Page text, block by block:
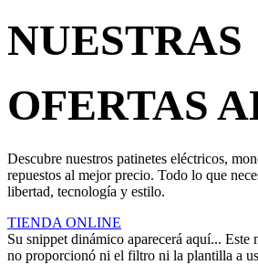
NUESTRAS
OFERTAS
Descubre nuestros patinetes eléctricos,
repuestos al mejor precio. Todo lo que
libertad, tecnología y estilo.
TIENDA ONLINE
Su snippet dinámico aparecerá aquí... Este
no proporcionó ni el filtro ni la plantilla a